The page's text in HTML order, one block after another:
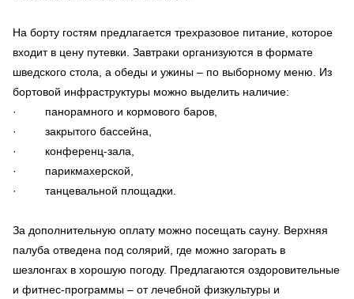
На борту гостям предлагается трехразовое питание, которое
входит в цену путевки. Завтраки организуются в формате
шведского стола, а обеды и ужины – по выборному меню. Из
бортовой инфраструктуры можно выделить наличие:
· панорамного и кормового баров,
· закрытого бассейна,
· конференц-зала,
· парикмахерской,
· танцевальной площадки.
За дополнительную оплату можно посещать сауну. Верхняя
палуба отведена под солярий, где можно загорать в
шезлонгах в хорошую погоду. Предлагаются оздоровительные
и фитнес-программы – от лечебной физкультуры и